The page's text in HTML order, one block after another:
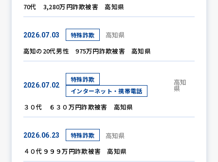
防犯パトロール
防犯セミナー
防犯対策情報
防犯協力会について
70代 3,280万円詐欺被害 高知県
2026.07.03 特殊詐欺
高知県
高知の20代男性 975万円詐欺被害 高知県
2026.07.02
特殊詐欺
インターネット・携帯電話
高知
県
３０代 ６３０万円詐欺被害 高知県
2026.06.23 特殊詐欺
高知県
４０代９９９万円詐欺被害 高知県